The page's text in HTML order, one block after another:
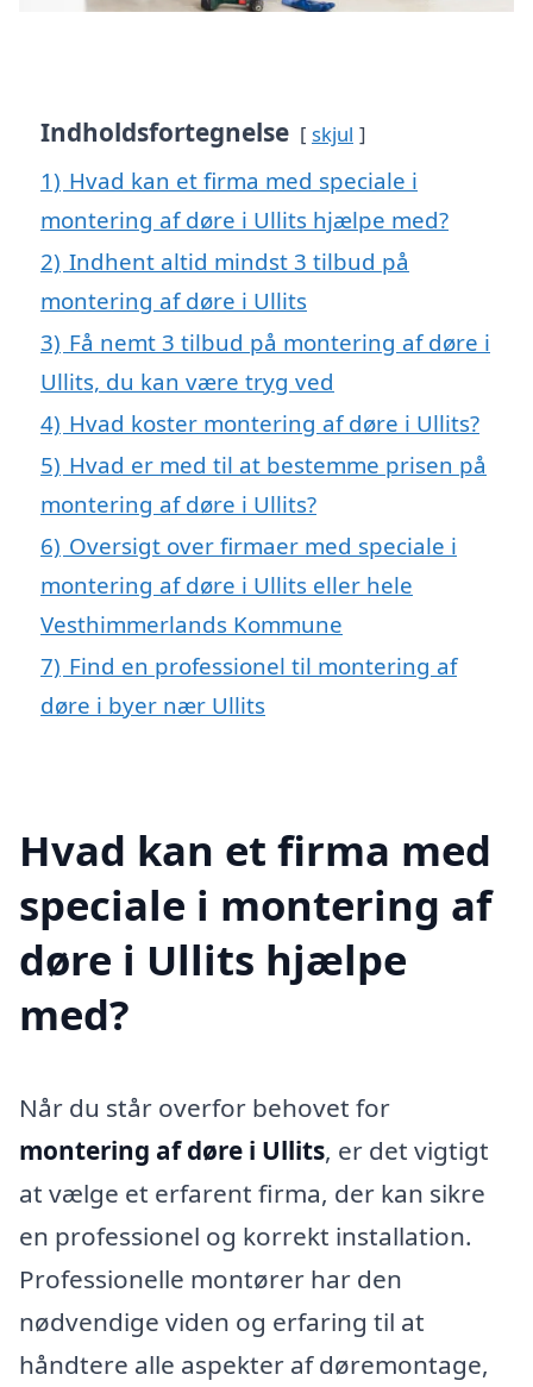
Indholdsfortegnelse skjul
1) Hvad kan et firma med speciale i
montering af døre i Ullits hjælpe med?
2) Indhent altid mindst 3 tilbud på
montering af døre i Ullits
3) Få nemt 3 tilbud på montering af døre i
Ullits, du kan være tryg ved
4) Hvad koster montering af døre i Ullits?
5) Hvad er med til at bestemme prisen på
montering af døre i Ullits?
6) Oversigt over firmaer med speciale i
montering af døre i Ullits eller hele
Vesthimmerlands Kommune
7) Find en professionel til montering af
døre i byer nær Ullits
Hvad kan et firma med
speciale i montering af
døre i Ullits hjælpe
med?
Når du står overfor behovet for
montering af døre i Ullits, er det vigtigt
at vælge et erfarent firma, der kan sikre
en professionel og korrekt installation.
Professionelle montører har den
nødvendige viden og erfaring til at
håndtere alle aspekter af døremontage,